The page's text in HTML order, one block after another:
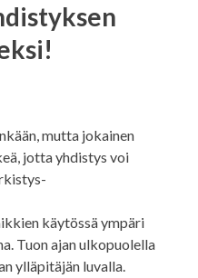
mutta jokainen
jotta yhdistys voi
käytössä ympäri
Tuon ajan ulkopuolella
ylläpitäjän luvalla.